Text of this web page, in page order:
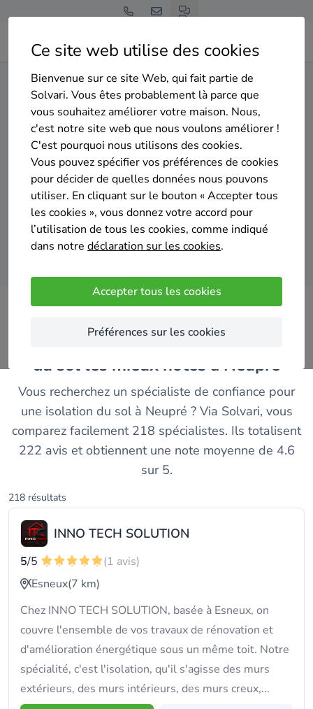
Ce site web utilise des cookies
Bienvenue sur ce site Web, qui fait partie de
Solvari. Vous êtes probablement là parce que
vous souhaitez améliorer votre maison. Nous,
c'est notre site web que nous voulons améliorer !
C'est pourquoi nous utilisons des cookies.
Vous pouvez spécifier vos préférences de cookies
pour décider de quelles données nous pouvons
utiliser. En cliquant sur le bouton « Accepter tous
les cookies », vous donnez votre accord pour
l’utilisation de tous les cookies, comme indiqué
dans notre déclaration sur les cookies.
Accepter tous les cookies
Préférences sur les cookies
Home Isolation du sol Liège Neupré
Gratuit et sans engagement
Top 20 des entreprises
d'isolation du sol à Neupré
Comparer des devis
du sol les mieux notés à Neupré
Vous recherchez un spécialiste de confiance pour
une isolation du sol à Neupré ? Via Solvari, vous
comparez facilement 218 spécialistes. Ils totalisent
222 avis et obtiennent une note moyenne de 4.6
sur 5.
218 résultats
INNO TECH SOLUTION
5/5
(1 avis)
Esneux(7 km)
Chez INNO TECH SOLUTION, basée à Esneux, on
couvre l'ensemble de vos travaux de rénovation et
d'amélioration énergétique sous un même toit. Notre
spécialité, c'est l'isolation, qu'il s'agisse des murs
extérieurs, des murs intérieurs, des murs creux,...